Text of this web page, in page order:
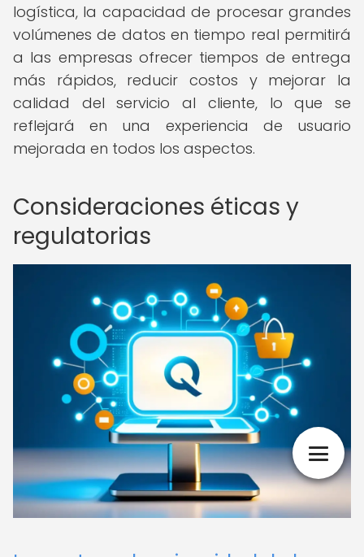
logística, la capacidad de procesar grandes
volúmenes de datos en tiempo real permitirá
a las empresas ofrecer tiempos de entrega
más rápidos, reducir costos y mejorar la
calidad del servicio al cliente, lo que se
reflejará en una experiencia de usuario
mejorada en todos los aspectos.
Consideraciones éticas y
regulatorias